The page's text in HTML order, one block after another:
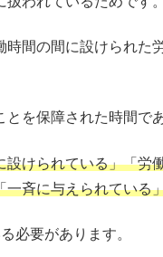
時間の間に設けられた
とを保障された時間で
設けられている」「労
一斉に与えられている
必要があります。